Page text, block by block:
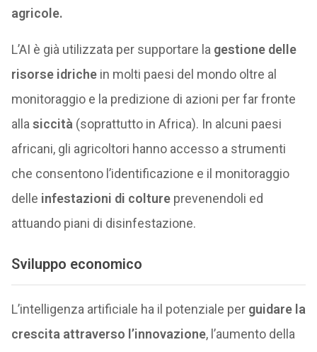
agricole.
L’AI è già utilizzata per supportare la gestione delle
risorse idrichein molti paesi del mondo oltre al
monitoraggio e la predizione di azioni per far fronte
alla siccità (soprattutto in Africa). In alcuni paesi
africani, gli agricoltori hanno accesso a strumenti
che consentono l’identificazione e il monitoraggio
delle infestazioni di coltureprevenendoli ed
attuando piani di disinfestazione.
Sviluppo economico
L’intelligenza artificiale ha il potenziale perguidare la
crescita attraverso l’innovazione, l’aumento della